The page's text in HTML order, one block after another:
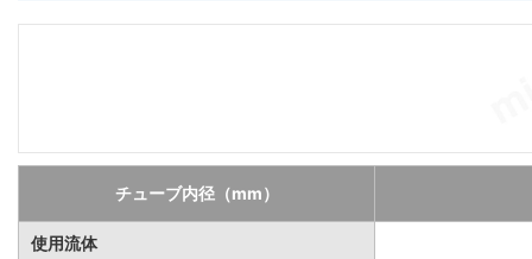
チューブ内径（mm）
使用流体